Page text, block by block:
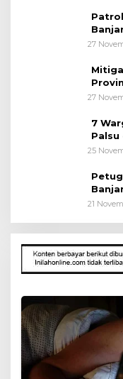
27
27
7
Palsu
25
21